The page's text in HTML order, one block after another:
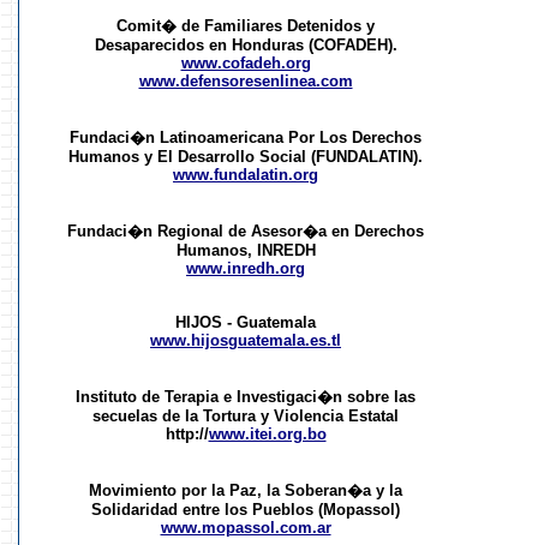
Comit� de Familiares Detenidos y
Desaparecidos en Honduras (COFADEH).
www.cofadeh.org
www.defensoresenlinea.com
Fundaci�n Latinoamericana Por Los Derechos
Humanos y El Desarrollo Social (FUNDALATIN).
www.fundalatin.org
Fundaci�n Regional de Asesor�a en Derechos
Humanos, INREDH
www.inredh.org
HIJOS - Guatemala
www.hijosguatemala.es.tl
Instituto de Terapia e Investigaci�n sobre las
secuelas de la Tortura y Violencia Estatal
http://www.itei.org.bo
Movimiento por la Paz, la Soberan�a y la
Solidaridad entre los Pueblos (Mopassol)
www.mopassol.com.ar